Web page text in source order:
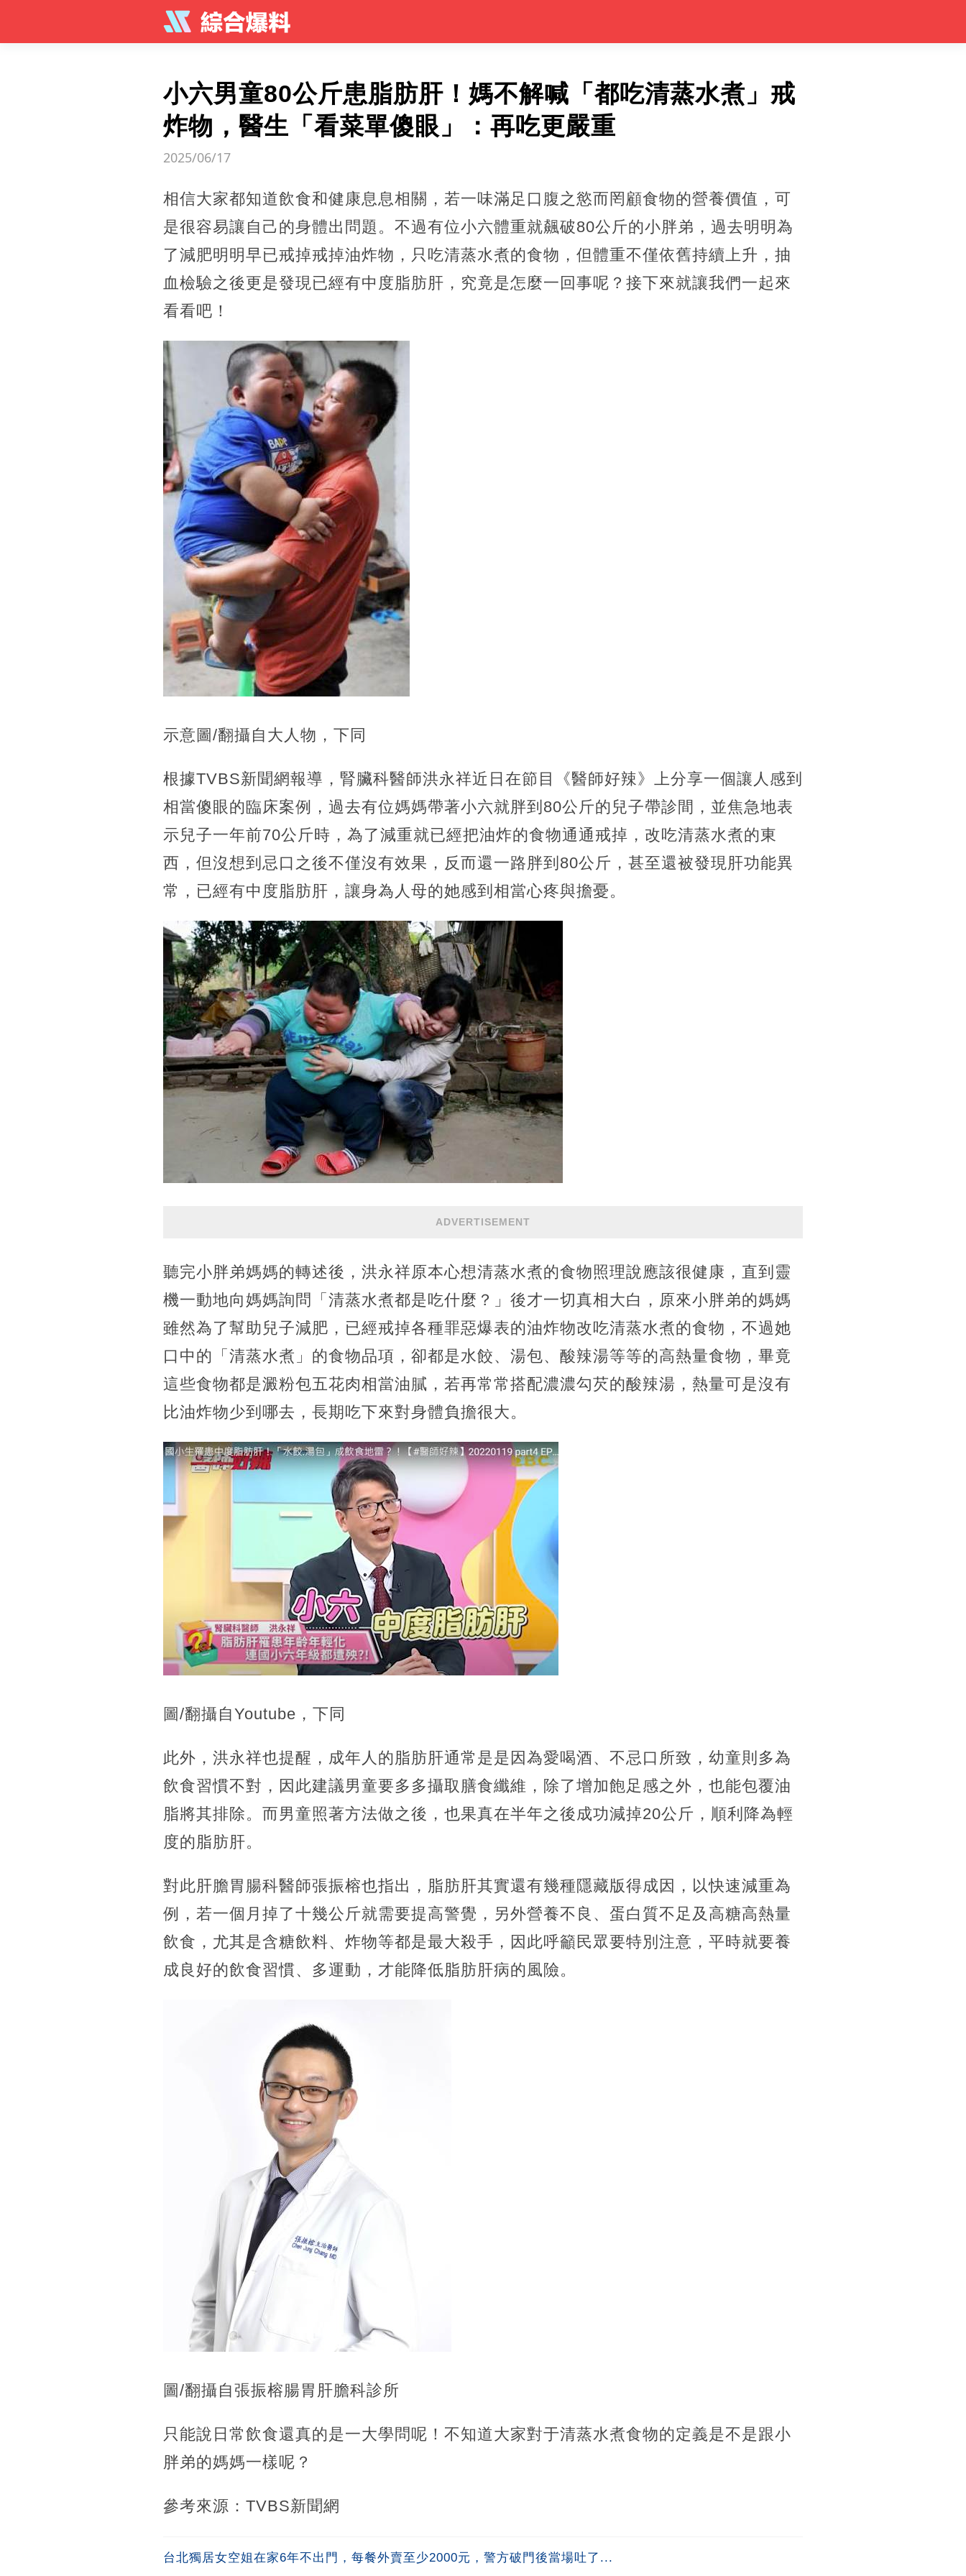
小六男童80公斤患脂肪肝！媽不解喊「都吃清蒸水煮」戒
炸物，醫生「看菜單傻眼」：再吃更嚴重
2025/06/17
相信大家都知道飲食和健康息息相關，若一味滿足口腹之慾而罔顧食物的營養價值，可
是很容易讓自己的身體出問題。不過有位小六體重就飆破80公斤的小胖弟，過去明明為
了減肥明明早已戒掉戒掉油炸物，只吃清蒸水煮的食物，但體重不僅依舊持續上升，抽
血檢驗之後更是發現已經有中度脂肪肝，究竟是怎麼一回事呢？接下來就讓我們一起來
看看吧！
示意圖/翻攝自大人物，下同
根據TVBS新聞網報導，腎臟科醫師洪永祥近日在節目《醫師好辣》上分享一個讓人感到
相當傻眼的臨床案例，過去有位媽媽帶著小六就胖到80公斤的兒子帶診間，並焦急地表
示兒子一年前70公斤時，為了減重就已經把油炸的食物通通戒掉，改吃清蒸水煮的東
西，但沒想到忌口之後不僅沒有效果，反而還一路胖到80公斤，甚至還被發現肝功能異
常，已經有中度脂肪肝，讓身為人母的她感到相當心疼與擔憂。
ADVERTISEMENT
聽完小胖弟媽媽的轉述後，洪永祥原本心想清蒸水煮的食物照理說應該很健康，直到靈
機一動地向媽媽詢問「清蒸水煮都是吃什麼？」後才一切真相大白，原來小胖弟的媽媽
雖然為了幫助兒子減肥，已經戒掉各種罪惡爆表的油炸物改吃清蒸水煮的食物，不過她
口中的「清蒸水煮」的食物品項，卻都是水餃、湯包、酸辣湯等等的高熱量食物，畢竟
這些食物都是澱粉包五花肉相當油膩，若再常常搭配濃濃勾芡的酸辣湯，熱量可是沒有
比油炸物少到哪去，長期吃下來對身體負擔很大。
圖/翻攝自Youtube，下同
此外，洪永祥也提醒，成年人的脂肪肝通常是是因為愛喝酒、不忌口所致，幼童則多為
飲食習慣不對，因此建議男童要多多攝取膳食纖維，除了增加飽足感之外，也能包覆油
脂將其排除。而男童照著方法做之後，也果真在半年之後成功減掉20公斤，順利降為輕
度的脂肪肝。
對此肝膽胃腸科醫師張振榕也指出，脂肪肝其實還有幾種隱藏版得成因，以快速減重為
例，若一個月掉了十幾公斤就需要提高警覺，另外營養不良、蛋白質不足及高糖高熱量
飲食，尤其是含糖飲料、炸物等都是最大殺手，因此呼籲民眾要特別注意，平時就要養
成良好的飲食習慣、多運動，才能降低脂肪肝病的風險。
圖/翻攝自張振榕腸胃肝膽科診所
只能說日常飲食還真的是一大學問呢！不知道大家對于清蒸水煮食物的定義是不是跟小
胖弟的媽媽一樣呢？
參考來源：TVBS新聞網
台北獨居女空姐在家6年不出門，每餐外賣至少2000元，警方破門後當場吐了...